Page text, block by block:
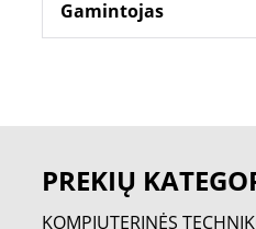
Gamintojas
PREKIŲ
KOMPIUTERINĖS